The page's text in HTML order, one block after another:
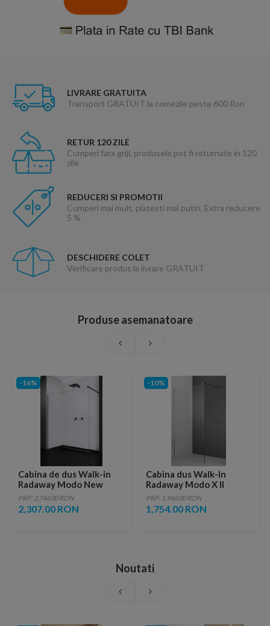
LIVRARE GRATUITA
Transport GRATUIT la comezile peste 600 Ron
RETUR 120 ZILE
Cumperi fara griji, produsele pot fi returnate in 120
zile
REDUCERI SI PROMOTII
Cumperi mai mult, platesti mai putin. Extra reducere
5 %
DESCHIDERE COLET
Verificare produs la livrare GRATUIT
Produse asemanatoare
-16%
Cabina de dus Walk-in
Radaway Modo New
Black II 130 cm, profil
negru
PRP: 2,746.00 RON
2,307.00 RON
-10%
Cabina dus Walk-In
Radaway Modo X II
60xH200 cm
PRP: 1,946.00 RON
1,754.00 RON
Noutati